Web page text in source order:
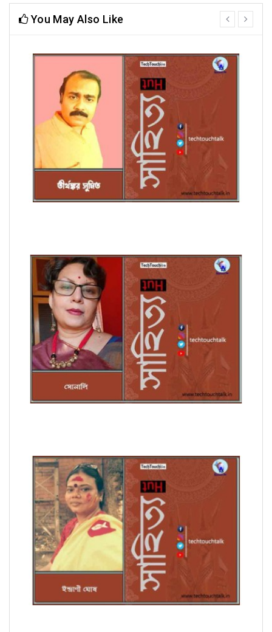
You May Also Like
prev